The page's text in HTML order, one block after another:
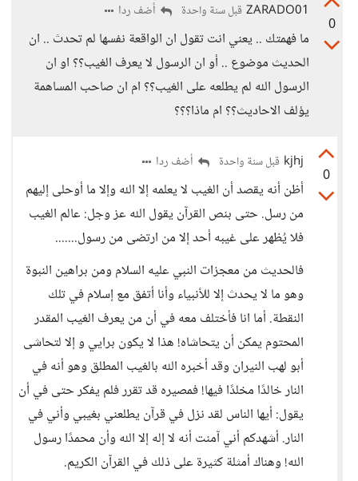
0
ZARADO01 قبل سنة واحدة أضف ردا
ما فهمتك .. يعني انت تقول ان الواقعة نفسها لم تحدث .. ان
الحديث موضوع .. أو ان الرسول لا يعرف الغيب؟؟ او ان
الرسول الله لم يطلعه على الغيب؟؟ ام ان صاحب المساهمة
يؤلف الاحاديث؟؟ ام ماذا؟؟؟
0
kjhj قبل سنة واحدة أضف ردا
أظن أنه يقصد أن الغيب لا يعلمه إلا الله وإلا ما أوحلى إليهم
من رسل. حتى بنص القرآن يقول الله عز وجل: عالم الغيب
فلا يُظهر على غيبه أحد إلا من ارتضى من رسول.......
فالحديث من معجزات النبي عليه السلام ومن براهين النبوة
وهو ما لا يحدث إلا للأنبياء وأنا أتفق مع إسلام في تلك
النقطة. أما انا فأختلف معه في أن من يعرف الغيب المقدر
المحتوم يمكن أن يتحاشاه! هذا لا يكون برايي و إلا لتحاشى
أبو لهب النيران وقد أخبره الله بالغيب المطلق وهو أنه في
النار خالدًا مخلدًا فيها! فمصيره قد تقرر فلم يفكر حتى في أن
يقول: أيها الناس لقد نزل في قرآن يطلعني بغيبي وأني في
النار. أشهدكم أني آمنت أنه لا إله إلا الله وأن محمدًا رسول
الله! وهناك أمثلة كثيرة على ذلك في القرآن الكريم.